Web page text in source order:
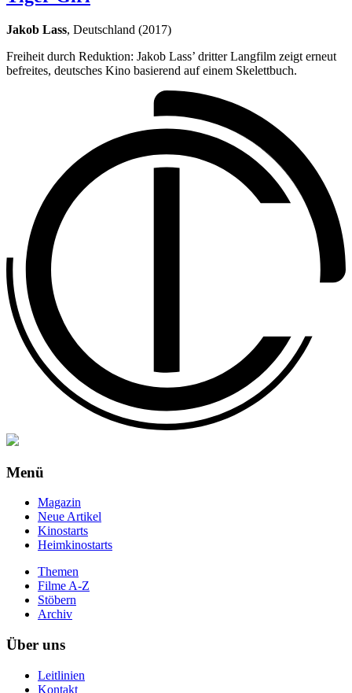
Jakob Lass, Deutschland (2017)
Freiheit durch Reduktion: Jakob Lass’ dritter Langfilm zeigt erneut
befreites, deutsches Kino basierend auf einem Skelettbuch.
Menü
Magazin
Neue Artikel
Kinostarts
Heimkinostarts
Themen
Filme A-Z
Stöbern
Archiv
Über uns
Leitlinien
Kontakt